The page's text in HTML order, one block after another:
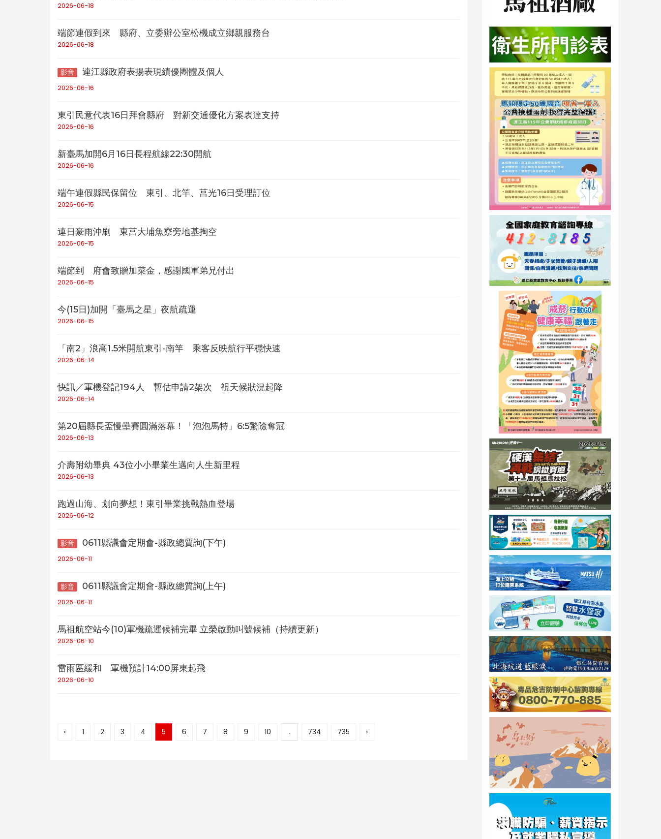
2026-06-18
端節連假到來 縣府、立委辦公室松機成立鄉親服務台
2026-06-18
影音 連江縣政府表揚表現績優團體及個人
2026-06-16
東引民意代表16日拜會縣府 對新交通優化方案表達支持
2026-06-16
新臺馬加開6月16日長程航線22:30開航
2026-06-16
端午連假縣民保留位 東引、北竿、莒光16日受理訂位
2026-06-15
連日豪雨沖刷 東莒大埔魚寮旁地基掏空
2026-06-15
端節到 府會致贈加菜金，感謝國軍弟兄付出
2026-06-15
今(15日)加開「臺馬之星」夜航疏運
2026-06-15
「南2」浪高1.5米開航東引-南竿 乘客反映航行平穩快速
2026-06-14
快訊／軍機登記194人 暫估申請2架次 視天候狀況起降
2026-06-14
第20屆縣長盃慢壘賽圓滿落幕！「泡泡馬特」6:5驚險奪冠
2026-06-13
介壽附幼畢典 43位小小畢業生邁向人生新里程
2026-06-13
跑過山海、划向夢想！東引畢業挑戰熱血登場
2026-06-12
影音 0611縣議會定期會-縣政總質詢(下午)
2026-06-11
影音 0611縣議會定期會-縣政總質詢(上午)
2026-06-11
馬祖航空站今(10)軍機疏運候補完畢 立榮啟動叫號候補（持續更新）
2026-06-10
雷雨區緩和 軍機預計14:00屏東起飛
2026-06-10
‹ 1 2 3 4 5 6 7 8 9 10 ... 734 735 ›